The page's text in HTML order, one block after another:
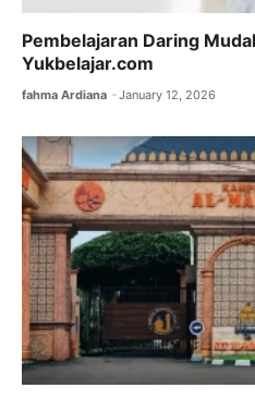
Pembelajaran Daring
Yukbelajar.com
fahma Ardiana January 12, 2026